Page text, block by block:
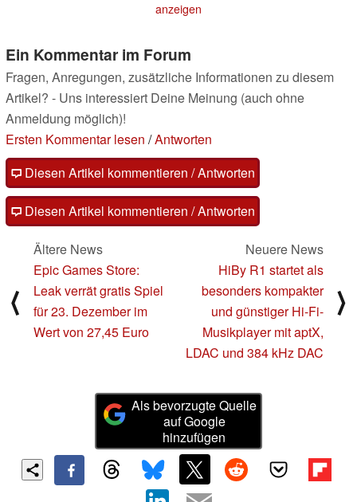
Wirklichkeit für Roboter
anzeigen
Ein Kommentar im Forum
Fragen, Anregungen, zusätzliche Informationen zu diesem
Artikel? - Uns interessiert Deine Meinung (auch ohne
Anmeldung möglich)!
Ersten Kommentar lesen /Antworten
Diesen Artikel kommentieren / Antworten
Diesen Artikel kommentieren / Antworten
⟨
Ältere News
Epic Games Store:
Leak verrät gratis Spiel
für 23. Dezember im
Wert von 27,45 Euro
Neuere News
HiBy R1 startet als
besonders kompakter
und günstiger Hi-Fi-
Musikplayer mit aptX,
LDAC und 384 kHz DAC
⟩
Als bevorzugte Quelle
auf Google
hinzufügen